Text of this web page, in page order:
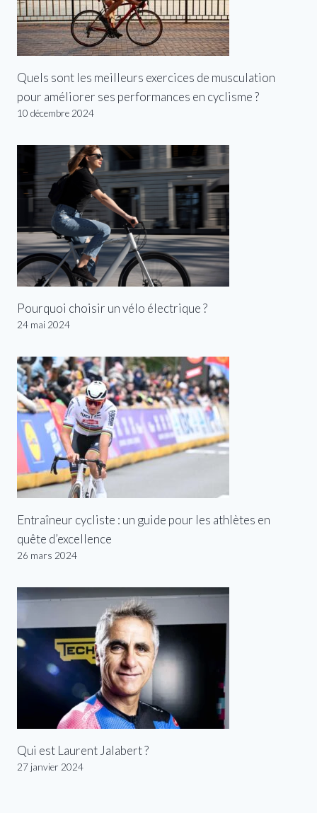
Quels sont les meilleurs exercices de musculation
pour améliorer ses performances en cyclisme ?
10 décembre 2024
Pourquoi choisir un vélo électrique ?
24 mai 2024
Entraîneur cycliste : un guide pour les athlètes en
quête d’excellence
26 mars 2024
Qui est Laurent Jalabert ?
27 janvier 2024